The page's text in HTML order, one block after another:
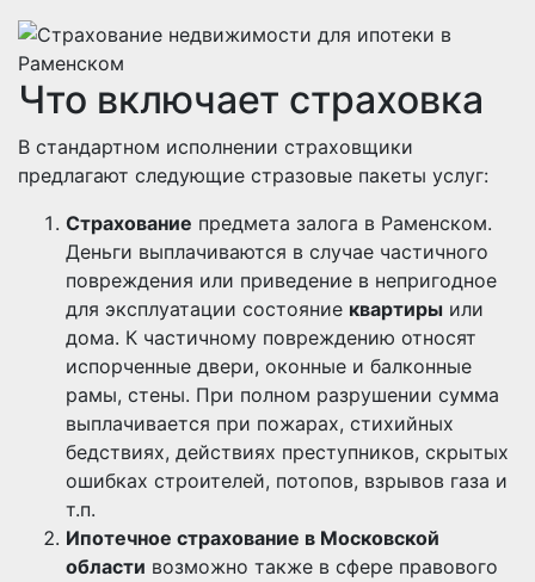
Что включает страховка
В стандартном исполнении страховщики
предлагают следующие стразовые пакеты услуг:
Страхование предмета залога в Раменском.
Деньги выплачиваются в случае частичного
повреждения или приведение в непригодное
для эксплуатации состояние квартиры или
дома. К частичному повреждению относят
испорченные двери, оконные и балконные
рамы, стены. При полном разрушении сумма
выплачивается при пожарах, стихийных
бедствиях, действиях преступников, скрытых
ошибках строителей, потопов, взрывов газа и
т.п.
Ипотечное страхование в Московской
области возможно также в сфере правового